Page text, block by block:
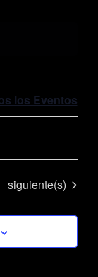
los Eventos
Eventos
siguiente(s)